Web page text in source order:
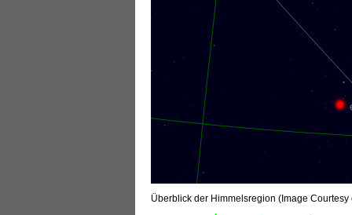
Überblick der Himmelsregion (Image